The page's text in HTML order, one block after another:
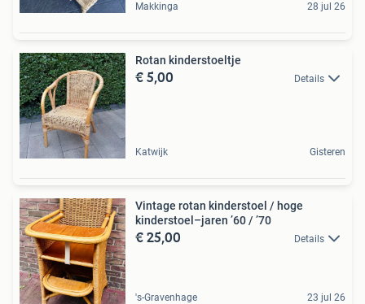
Makkinga 28 jul 26
Rotan kinderstoeltje
€ 5,00 Details
Katwijk Gisteren
Vintage rotan kinderstoel / hoge
kinderstoel–jaren ’60 / ’70
€ 25,00 Details
's-Gravenhage 23 jul 26